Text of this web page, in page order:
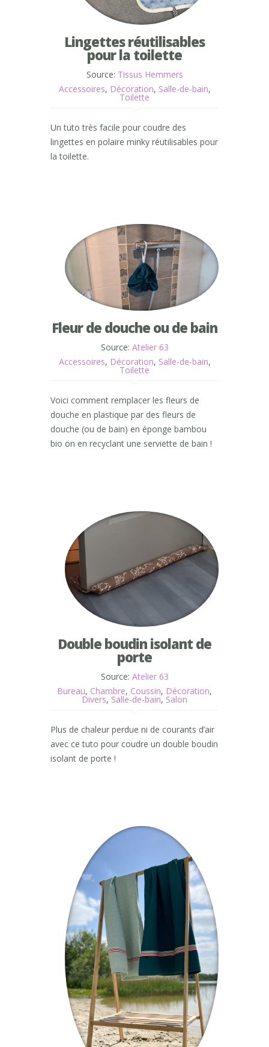
Lingettes réutilisables
pour la toilette
Source: Tissus Hemmers
Accessoires, Décoration, Salle-de-bain,
Toilette
Un tuto très facile pour coudre des
lingettes en polaire minky réutilisables pour
la toilette.
Fleur de douche ou de bain
Source: Atelier 63
Accessoires, Décoration, Salle-de-bain,
Toilette
Voici comment remplacer les fleurs de
douche en plastique par des fleurs de
douche (ou de bain) en éponge bambou
bio on en recyclant une serviette de bain !
Double boudin isolant de
porte
Source: Atelier 63
Bureau, Chambre, Coussin, Décoration,
Divers, Salle-de-bain, Salon
Plus de chaleur perdue ni de courants d’air
avec ce tuto pour coudre un double boudin
isolant de porte !